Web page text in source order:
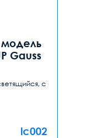
Gauss
с
lc002